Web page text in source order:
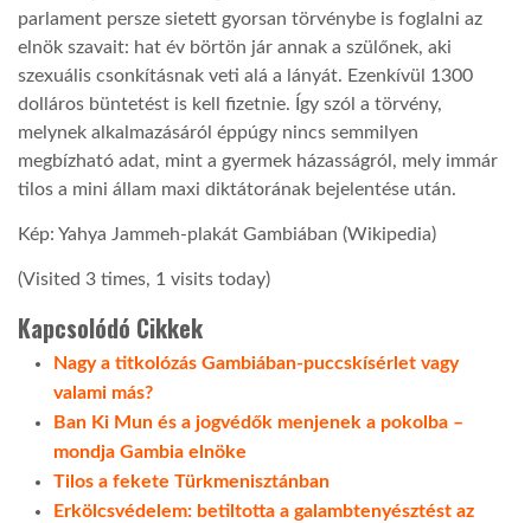
parlament persze sietett gyorsan törvénybe is foglalni az
elnök szavait: hat év börtön jár annak a szülőnek, aki
szexuális csonkításnak veti alá a lányát. Ezenkívül 1300
dolláros büntetést is kell fizetnie. Így szól a törvény,
melynek alkalmazásáról éppúgy nincs semmilyen
megbízható adat, mint a gyermek házasságról, mely immár
tilos a mini állam maxi diktátorának bejelentése után.
Kép: Yahya Jammeh-plakát Gambiában (Wikipedia)
(Visited 3 times, 1 visits today)
Kapcsolódó Cikkek
Nagy a titkolózás Gambiában-puccskísérlet vagy
valami más?
Ban Ki Mun és a jogvédők menjenek a pokolba –
mondja Gambia elnöke
Tilos a fekete Türkmenisztánban
Erkölcsvédelem: betiltotta a galambtenyésztést az